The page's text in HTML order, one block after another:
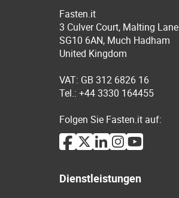
Fasten.it
3 Culver Court, Malting Lane
SG10 6AN, Much Hadham
United Kingdom
VAT: GB 312 6826 16
Tel.: +44 3330 164455
Folgen Sie Fasten.it auf:
Dienstleistungen